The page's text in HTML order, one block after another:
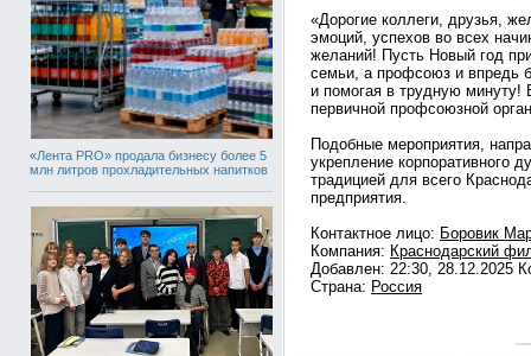
«Лента PRO» продала бизнесу более 5
млн литров прохладительных напитков
«Дорогие коллеги, друзья,
эмоций, успехов во всех
желаний! Пусть Новый год
семьи, а профсоюз и впредь
и помогая в трудную минуту!
первичной профсоюзной
Подобные мероприятия,
укрепление корпоративного
традицией для всего
предприятия.
Контактное лицо: Боровик
Компания: Краснодарский
Добавлен: 22:30, 28.12.2025
Страна: Россия